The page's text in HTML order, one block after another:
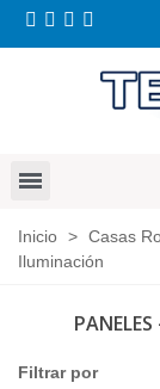
Inicio > Casas
Iluminación
Filtrar por